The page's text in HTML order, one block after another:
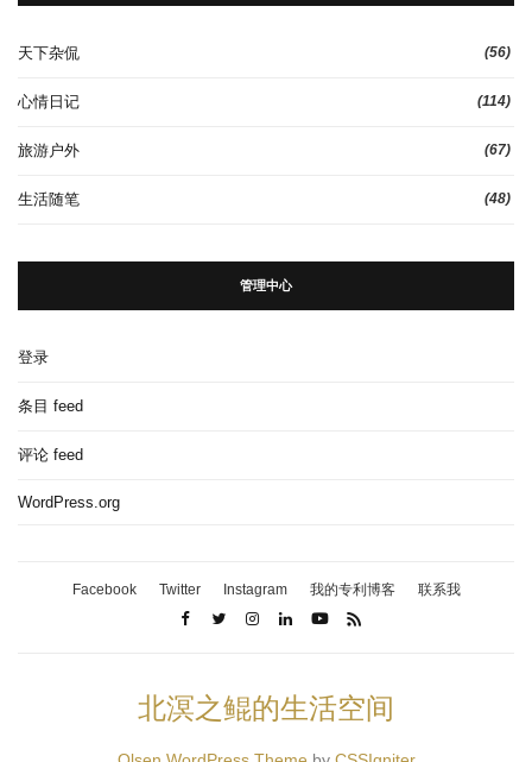
天下杂侃 (56)
心情日记 (114)
旅游户外 (67)
生活随笔 (48)
管理中心
登录
条目 feed
评论 feed
WordPress.org
Facebook Twitter Instagram 我的专利博客 联系我
北溟之鲲的生活空间